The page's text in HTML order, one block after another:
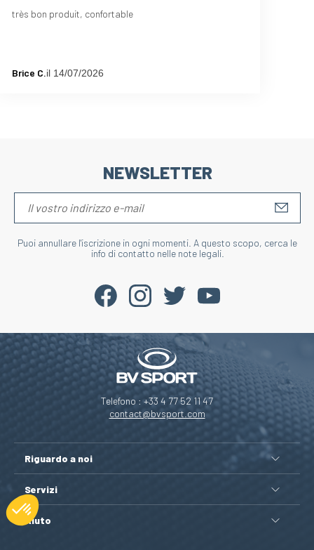
très bon produit, confortable
Brice C.il 14/07/2026
NEWSLETTER
Puoi annullare l'iscrizione in ogni momenti. A questo scopo, cerca le
info di contatto nelle note legali.
Telefono : +33 4 77 52 11 47
contact@bvsport.com
Riguardo a noi
Servizi
Aiuto